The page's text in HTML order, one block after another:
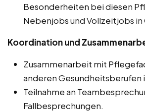
Besonderheiten bei diesen
Nebenjobs und Vollzeitjobs in
Koordination und
Zusammenarbeit mit
anderen Gesundheitsberufen
Teilnahme an
Fallbesprechungen.